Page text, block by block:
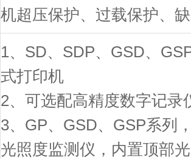
机超压保护、过载保护、
1、SD、SDP、GSD、
式打印机
2、可选配高精度数字记录
3、GP、GSD、GSP系列
光照度监测仪，内置顶部